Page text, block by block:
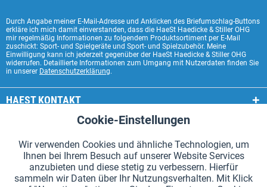
Durch Angabe meiner E-Mail-Adresse und Anklicken des Briefumschlag-Buttons
erkläre ich mich damit einverstanden, dass die HaeSt Haedicke & Stiller OHG
mir regelmäßig Informationen zu folgendem Produktsortiment per E-Mail
zuschickt: Sport- und Spielgeräte und Sport- und Spielzubehör. Meine
Einwilligung kann ich jederzeit gegenüber der HaeSt Haedicke & Stiller OHG
widerrufen. Detaillierte Informationen zum Umgang mit Nutzerdaten finden Sie
in unserer Datenschutzerklärung.
HAEST KONTAKT
HAEST SHOP SERVICE
ALLGEMEINE INFORMATIONEN
ZAHLUNGSARTEN
Aktiv
Tracking Aktiv
Cookie-Einstellungen
Wir verwenden Cookies und ähnliche Technologien, um
Ihnen bei Ihrem Besuch auf unserer Website Services
anzubieten und diese stetig zu verbessern. Hierfür
sammeln wir Daten über Ihr Nutzungsverhalten. Mit Klick